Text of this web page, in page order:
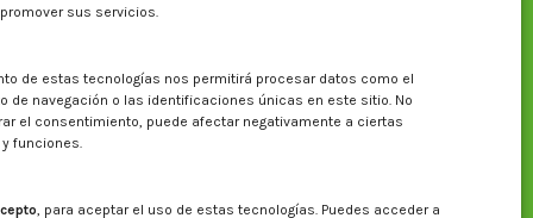
sus servicios.
de estas tecnologías nos permitirá procesar datos como el
de navegación o las identificaciones únicas en este sitio. No
el consentimiento, puede afectar negativamente a ciertas
funciones.
, para aceptar el uso de estas tecnologías. Puedes acceder a
Search on CITA website
Search: